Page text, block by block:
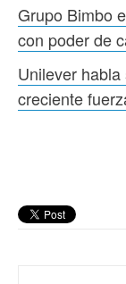
Grupo Bimbo
con poder de
Unilever
creciente